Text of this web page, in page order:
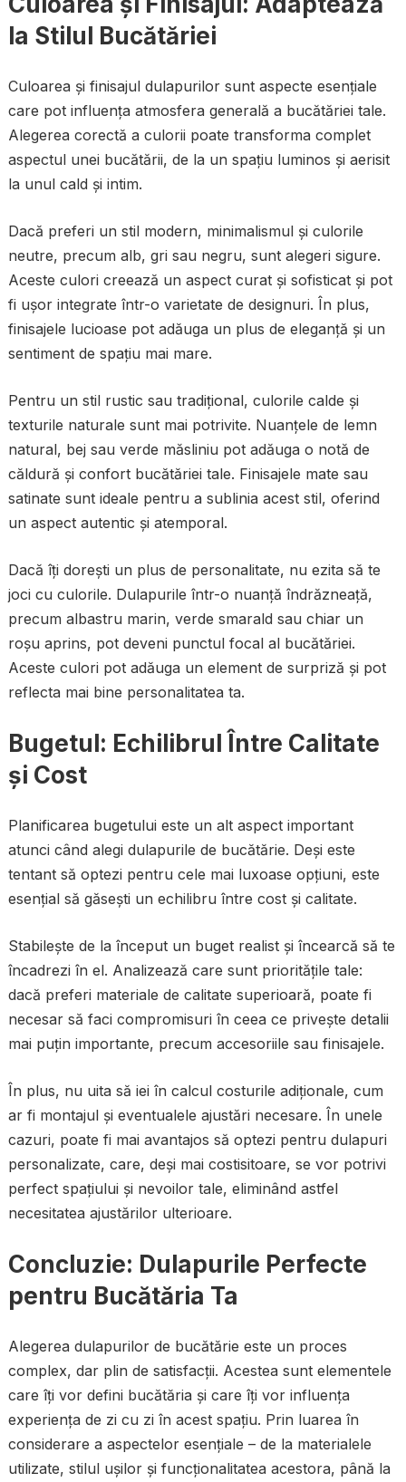
la Stilul Bucătăriei
Culoarea și finisajul dulapurilor sunt aspecte esențiale
care pot influența atmosfera generală a bucătăriei tale.
Alegerea corectă a culorii poate transforma complet
aspectul unei bucătării, de la un spațiu luminos și aerisit
la unul cald și intim.
Dacă preferi un stil modern, minimalismul și culorile
neutre, precum alb, gri sau negru, sunt alegeri sigure.
Aceste culori creează un aspect curat și sofisticat și pot
fi ușor integrate într-o varietate de designuri. În plus,
finisajele lucioase pot adăuga un plus de eleganță și un
sentiment de spațiu mai mare.
Pentru un stil rustic sau tradițional, culorile calde și
texturile naturale sunt mai potrivite. Nuanțele de lemn
natural, bej sau verde măsliniu pot adăuga o notă de
căldură și confort bucătăriei tale. Finisajele mate sau
satinate sunt ideale pentru a sublinia acest stil, oferind
un aspect autentic și atemporal.
Dacă îți dorești un plus de personalitate, nu ezita să te
joci cu culorile. Dulapurile într-o nuanță îndrăzneață,
precum albastru marin, verde smarald sau chiar un
roșu aprins, pot deveni punctul focal al bucătăriei.
Aceste culori pot adăuga un element de surpriză și pot
reflecta mai bine personalitatea ta.
Bugetul: Echilibrul Între Calitate
și Cost
Planificarea bugetului este un alt aspect important
atunci când alegi dulapurile de bucătărie. Deși este
tentant să optezi pentru cele mai luxoase opțiuni, este
esențial să găsești un echilibru între cost și calitate.
Stabilește de la început un buget realist și încearcă să te
încadrezi în el. Analizează care sunt prioritățile tale:
dacă preferi materiale de calitate superioară, poate fi
necesar să faci compromisuri în ceea ce privește detalii
mai puțin importante, precum accesoriile sau finisajele.
În plus, nu uita să iei în calcul costurile adiționale, cum
ar fi montajul și eventualele ajustări necesare. În unele
cazuri, poate fi mai avantajos să optezi pentru dulapuri
personalizate, care, deși mai costisitoare, se vor potrivi
perfect spațiului și nevoilor tale, eliminând astfel
necesitatea ajustărilor ulterioare.
Concluzie: Dulapurile Perfecte
pentru Bucătăria Ta
Alegerea dulapurilor de bucătărie este un proces
complex, dar plin de satisfacții. Acestea sunt elementele
care îți vor defini bucătăria și care îți vor influența
experiența de zi cu zi în acest spațiu. Prin luarea în
considerare a aspectelor esențiale – de la materialele
utilizate, stilul ușilor și funcționalitatea acestora, până la